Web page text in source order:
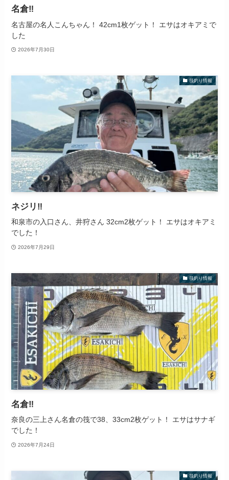
名倉‼️
名古屋の名人こんちゃん！ 42cm1枚ゲット！ エサはオキアミで
した
2026年7月30日
筏釣り情報
ネジリ‼️
和泉市の入口さん、井狩さん 32cm2枚ゲット！ エサはオキアミ
でした！
2026年7月29日
筏釣り情報
名倉‼️
奈良の三上さん名倉の筏で38、33cm2枚ゲット！ エサはサナギ
でした！
2026年7月24日
筏釣り情報